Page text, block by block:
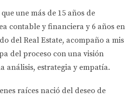
Estos son los gastos asociados con
la compra, como honorarios
y seguros.
Una vez que compres tu casa,
los costos de
la propiedad: Investiga cuánto
une más de 15 años de
contable y financiera y 6 años en
del Real Estate, acompaño a mis
del proceso con una visión
análisis, estrategia y empatía.
raíces nació del deseo de